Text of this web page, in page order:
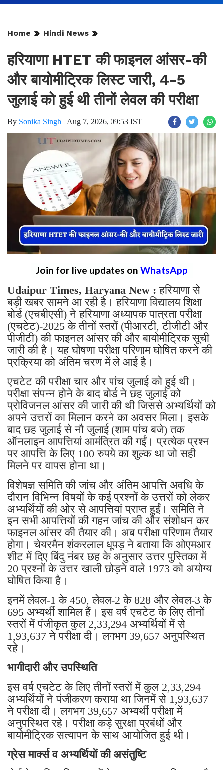
Home Hindi News
हरियाणा HTET की फाइनल आंसर-की
और बायोमीट्रिक लिस्ट जारी, 4-5
जुलाई को हुई थी तीनों लेवल की परीक्षा
By Sonika Singh | Aug 7, 2026, 09:53 IST
Join for live updates on WhatsApp
Udaipur Times, Haryana New :हरियाणा से
बड़ी खबर सामने आ रही है। हरियाणा विद्यालय शिक्षा
बोर्ड (एचबीएसी) ने हरियाणा अध्यापक पात्रता परीक्षा
(एचटेट)-2025 के तीनों स्तरों (पीआरटी, टीजीटी और
पीजीटी) की फाइनल आंसर की और बायोमीट्रिक सूची
जारी की है। यह घोषणा परीक्षा परिणाम घोषित करने की
प्रक्रिया को अंतिम चरण में ले आई है।
एचटेट की परीक्षा चार और पांच जुलाई को हुई थी।
परीक्षा संपन्न होने के बाद बोर्ड ने छह जुलाई को
प्रोविजनल आंसर की जारी की थी जिससे अभ्यर्थियों को
अपने उत्तरों का मिलान करने का अवसर मिला। इसके
बाद छह जुलाई से नौ जुलाई (शाम पांच बजे) तक
ऑनलाइन आपत्तियां आमंत्रित की गईं। प्रत्येक प्रश्न
पर आपत्ति के लिए 100 रुपये का शुल्क था जो सही
मिलने पर वापस होना था।
विशेषज्ञ समिति की जांच और अंतिम आपत्ति अवधि के
दौरान विभिन्न विषयों के कई प्रश्नों के उत्तरों को लेकर
अभ्यर्थियों की ओर से आपत्तियां प्राप्त हुईं। समिति ने
इन सभी आपत्तियों की गहन जांच की और संशोधन कर
फाइनल आंसर की तैयार की। अब परीक्षा परिणाम तैयार
होगा। चेयरमैन शंकरलाल धूपड़ ने बताया कि ओएमआर
शीट में दिए बिंदु नंबर छह के अनुसार उत्तर पुस्तिका में
20 प्रश्नों के उत्तर खाली छोड़ने वाले 1973 को अयोग्य
घोषित किया है।
इनमें लेवल-1 के 450, लेवल-2 के 828 और लेवल-3 के
695 अभ्यर्थी शामिल हैं। इस वर्ष एचटेट के लिए तीनों
स्तरों में पंजीकृत कुल 2,33,294 अभ्यर्थियों में से
1,93,637 ने परीक्षा दी। लगभग 39,657 अनुपस्थित
रहे।
भागीदारी और उपस्थिति
इस वर्ष एचटेट के लिए तीनों स्तरों में कुल 2,33,294
अभ्यर्थियों ने पंजीकरण कराया था जिनमें से 1,93,637
ने परीक्षा दी। लगभग 39,657 अभ्यर्थी परीक्षा में
अनुपस्थित रहे। परीक्षा कड़े सुरक्षा प्रबंधों और
बायोमीट्रिक सत्यापन के साथ आयोजित हुई थी।
ग्रेस मार्क्स व अभ्यर्थियों की असंतुष्टि